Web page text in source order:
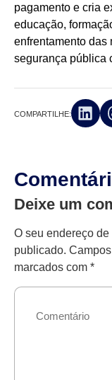
pagamento e cria
educação,
enfrentamento das
segurança pública
COMPARTILHE:
Deixe um
O seu endereço
publicado.
marcados com *